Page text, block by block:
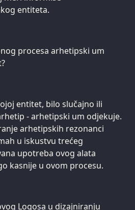
entiteta.
procesa arhetipski um
entitet, bilo slučajno ili
- arhetipski um odjekuje.
arhetipskih rezonanci
u iskustvu trećeg
upotreba ovog alata
kasnije u ovom procesu.
Logosa u dizajniranju